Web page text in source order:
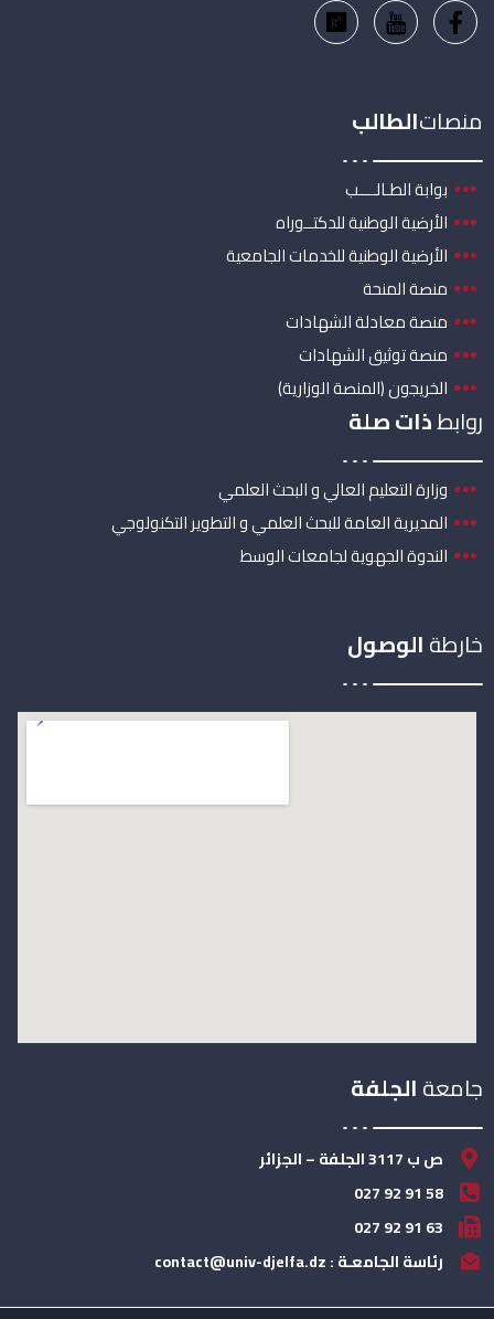
منصاتالطالب
بوابة الطـالــــب
الأرضية الوطنية للدكتــوراه
الأرضية الوطنية للخدمات الجامعية
منصة المنحة
منصة معادلة الشهادات
منصة توثيق الشهادات
الخريجون (المنصة الوزارية)
روابطذات صلة
وزارة التعليم العالي و البحث العلمي
المديرية العامة للبحث العلمي و التطوير التكنولوجي
الندوة الجهوية لجامعات الوسط
خارطةالوصول
جامعةالجلفة
ص ب 3117 الجلفة – الجزائر
58 91 92 027
63 91 92 027
رئاسة الجامعـة : contact@univ-djelfa.dz